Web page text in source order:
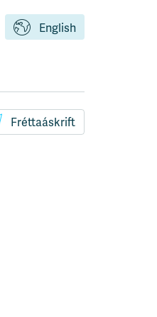
English
Fréttaáskrift